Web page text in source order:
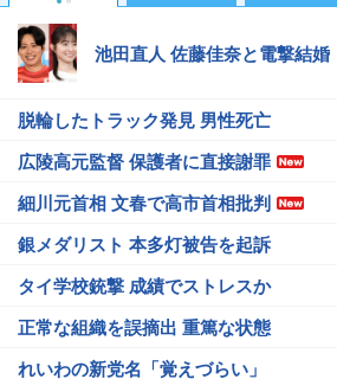
池田直人 佐藤佳奈と電撃結婚
脱輪したトラック発見 男性死亡
広陵高元監督 保護者に直接謝罪
細川元首相 文春で高市首相批判
銀メダリスト 本多灯被告を起訴
タイ学校銃撃 成績でストレスか
正常な組織を誤摘出 重篤な状態
れいわの新党名「覚えづらい」